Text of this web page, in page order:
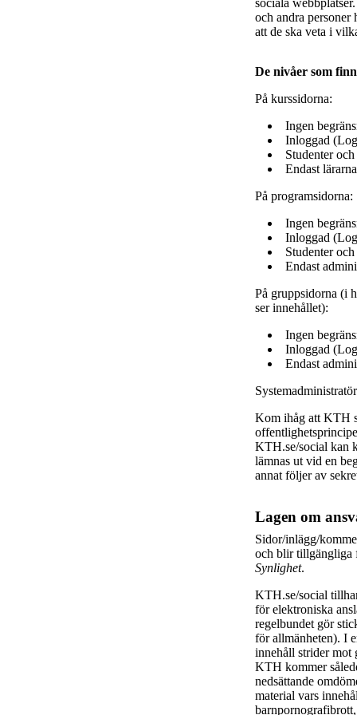
sociala
och andra personer
att de ska veta i
De nivåer som
På kurssidorna:
Ingen
Inloggad
Studenter
Endast lärarna
På programsidorna:
Ingen
Inloggad
Studenter
Endast
På gruppsidorna (i
ser innehållet):
Ingen
Inloggad
Endast
Kom ihåg att KTH
KTH.se/social kan
lämnas ut vid en
annat följer av
Lagen om
Sidor/inlägg/
och blir tillgängliga
Synlighet.
KTH.se/social
för elektroniska
regelbundet gör
för allmänheten). I
innehåll strider mot
KTH kommer
nedsättande
material vars